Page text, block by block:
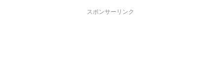
スポンサーリンク